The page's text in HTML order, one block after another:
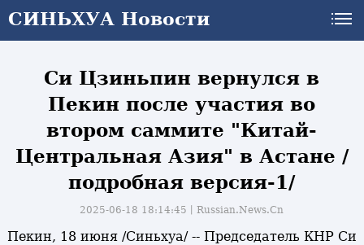
СИНЬХУА Новости
СИНЬХУА Новости
Си Цзиньпин вернулся в
Пекин после участия во
втором саммите "Китай-
Центральная Азия" в Астане /
подробная версия-1/
2025-06-18 18:14:45丨Russian.News.Cn
Пекин, 18 июня /Синьхуа/ -- Председатель КНР Си